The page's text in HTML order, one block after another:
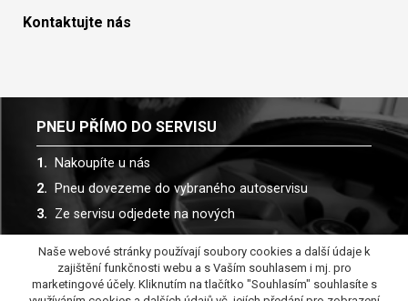
Kontaktujte nás
PNEU PŘÍMO DO SERVISU
Nakoupíte u nás
Pneu dovezeme do vybraného autoservisu
Ze servisu odjedete na nových
Spolupracujeme s více než 30 autoservisy
Naše webové stránky používají soubory cookies a další údaje k
zajištění funkčnosti webu a s Vaším souhlasem i mj. pro
marketingové účely. Kliknutím na tlačítko "Souhlasím" souhlasíte s